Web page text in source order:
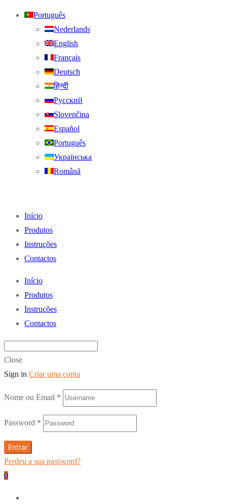
Português
Nederlands
English
Français
Deutsch
हिन्दी
Русский
Slovenčina
Español
Português
Українська
Română
Início
Produtos
Instruções
Contactos
Início
Produtos
Instruções
Contactos
Close
Sign in Criar uma conta
Nome ou Email *
Password *
Entrar
Perdeu a sua password?
0